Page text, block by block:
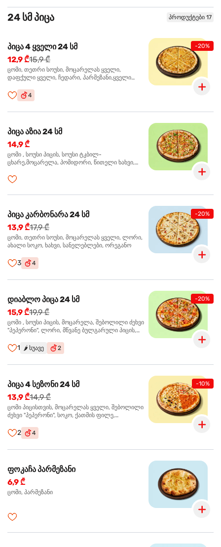
24 სმ პიცა პროდუქტები 17
-20%
პიცა 4 ყველი 24 სმ
12,9 ₾15,9 ₾
ცომი, თეთრი სოუსი, მოცარელას ყველი,
დაფქული ყველი, ჩედარი, პარმეზანი,ყველი
4
პიცა აზია 24 სმ
14,9 ₾
ცომი , სოუსი პიცის, სოუსი ტკბილ-
ცხარე,მოცარელა, პომიდორი, წითელი ხახვი,
სეზამის მარცვლის ნაზავი, ქინძი, ორეგანო
-20%
პიცა კარბონარა 24 სმ
13,9 ₾17,9 ₾
ცომი, თეთრი სოუსი, მოცარელას ყველი, ლორი,
ახალი სოკო, ხახვი, სანელებლები, ორეგანო
3 4
-20%
დიაბლო პიცა 24 სმ
15,9 ₾19,9 ₾
ცომი , სოუსი პიცის, მოცარელა, შებოლილი ძეხვი
"პეპერონი", ლორი, მწვანე ბულგარული პიცის,
1 🌶️ სუავე 2
-10%
პიცა 4 სეზონი 24 სმ
13,9 ₾14,9 ₾
ცომი პიცისთვის, მოცარელას ყველი, შებოლილი
ძეხვი "პეპერონი", სოკო, ქათმის ფილე,
2 4
ფოკაჩა პარმეზანი
6,9 ₾
ცომი, პარმეზანი